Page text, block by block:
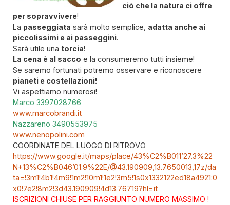
ciò che la natura ci offre
per sopravvivere!
La passeggiata sarà molto semplice, adatta anche ai
piccolissimi e ai passeggini.
Sarà utile una torcia!
La cena è al sacco e la consumeremo tutti insieme!
Se saremo fortunati potremo osservare e riconoscere
pianeti e costellazioni!
Vi aspettiamo numerosi!
Marco 3397028766
www.marcobrandi.it
Nazzareno 3490553975
www.nenopolini.com
COORDINATE DEL LUOGO DI RITROVO
https://www.google.it/maps/place/43%C2%B011’27.3%22
N+13%C2%B046’01.9%22E/@43.190909,13.7650013,17z/da
ta=!3m1!4b1!4m9!1m2!10m1!1e2!3m5!1s0x1332122ed18a4921:0
x0!7e2!8m2!3d43.190909!4d13.76719?hl=it
ISCRIZIONI CHIUSE PER RAGGIUNTO NUMERO MASSIMO !